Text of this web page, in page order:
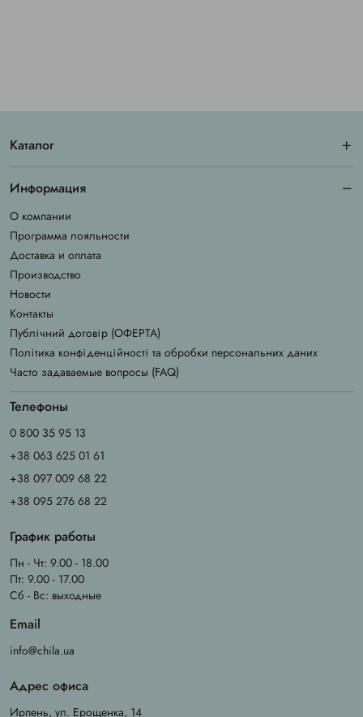
Каталог
Информация
О компании
Программа лояльности
Доставка и оплата
Производство
Новости
Контакты
Публічний договір (ОФЕРТА)
Політика конфіденційності та обробки персональних даних
Часто задаваемые вопросы (FAQ)
Телефоны
0 800 35 95 13
+38 063 625 01 61
+38 097 009 68 22
+38 095 276 68 22
График работы
Пн - Чт: 9.00 - 18.00
Пт: 9.00 - 17.00
Сб - Вс: выходные
Email
info@chila.ua
Адрес офиса
Ирпень, ул. Ерощенка, 14